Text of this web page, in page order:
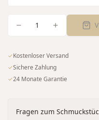
1
✓Kostenloser Versand
✓Sichere Zahlung
✓24 Monate Garantie
Fragen zum